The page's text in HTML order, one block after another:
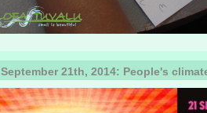
September 21th, 2014: People's